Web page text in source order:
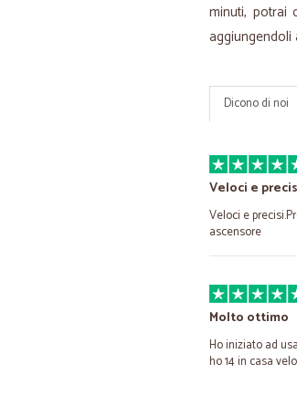
minuti, potrai
Dicono di noi
Veloci e
Veloci e
ascensore
Molto ottimo
Ho iniziato ad
ho 14 in casa